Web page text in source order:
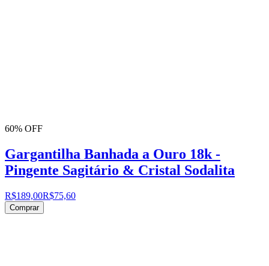
60% OFF
Gargantilha Banhada a Ouro 18k -
Pingente Sagitário & Cristal Sodalita
R$189,00R$75,60
Comprar